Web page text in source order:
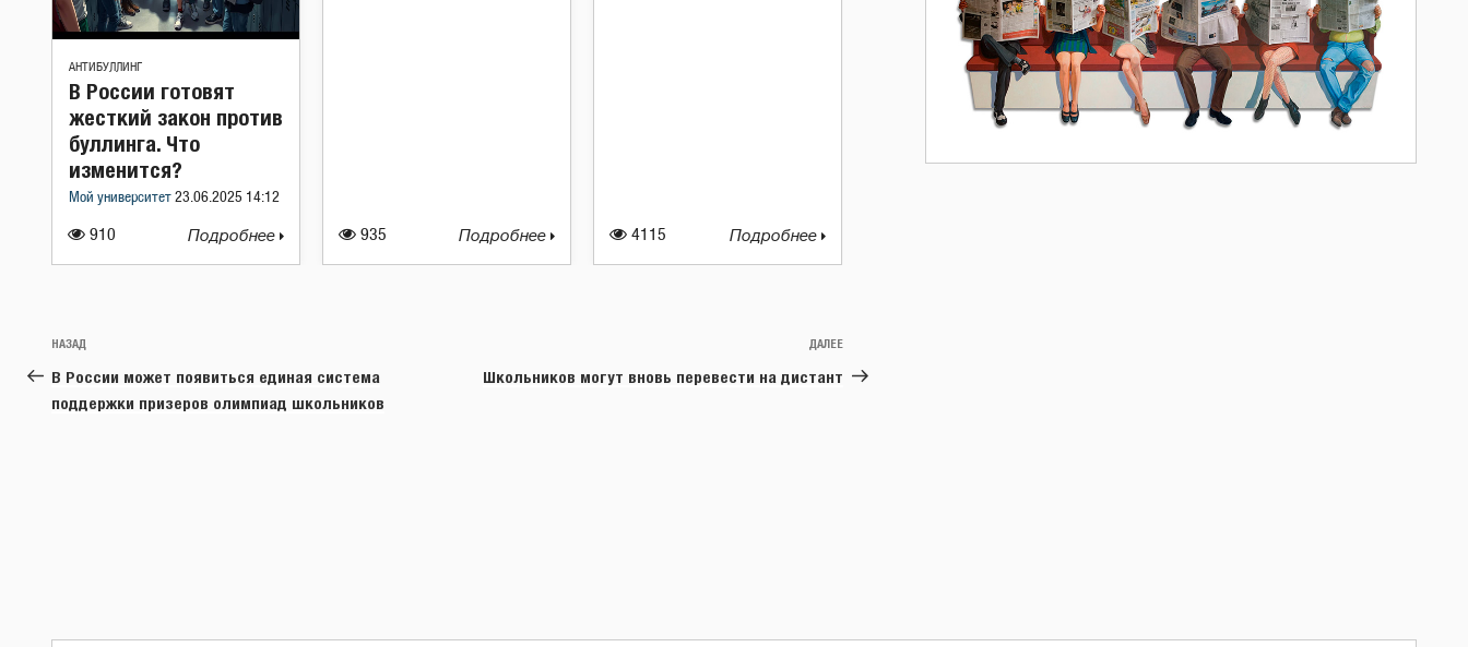
АНТИБУЛЛИНГ
910
В России готовят
жесткий закон против
буллинга. Что
изменится?
Мой университет 23.06.2025 14:12
Подробнее 935 Подробнее 4115 Подробнее
Навигация
по
записям
Предыдущая
запись:
НАЗАД
В России может появиться единая система
поддержки призеров олимпиад школьников
Следующая
запись
ДАЛЕЕ
Школьников могут вновь перевести на дистант